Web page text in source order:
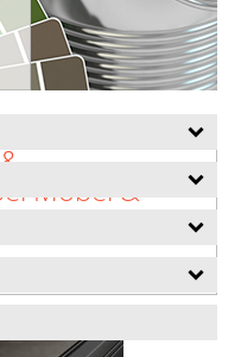
Möbel &
für
von Möbel &
Sie eine
unsere